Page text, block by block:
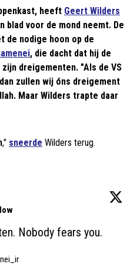
heeft Geert Wilders
blad voor de mond neemt. De
de nodige hoon op de
, die dacht dat hij de
dreigementen. "Als de VS
zullen wij óns dreigement
Maar Wilders trapte daar
," sneerde Wilders terug.
Nobody fears you.